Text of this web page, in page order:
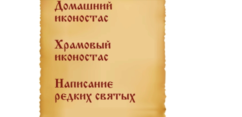
Домашний
иконостас
Храмовый
иконостас
Написание
редких святых